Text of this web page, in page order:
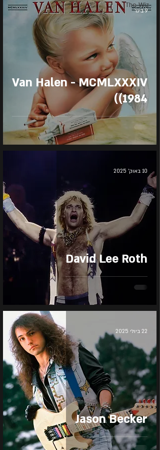
The Wiz
Van Halen - MCMLXXXIV
(1984)
9 בינו׳
David Lee Roth
10 באוק׳ 2025
Jason Becker
22 ביולי 2025